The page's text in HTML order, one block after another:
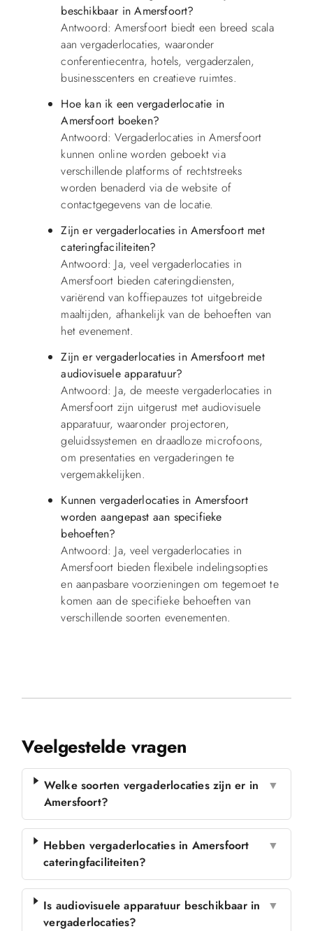
beschikbaar in Amersfoort?
Antwoord: Amersfoort biedt een breed scala
aan vergaderlocaties, waaronder
conferentiecentra, hotels, vergaderzalen,
businesscenters en creatieve ruimtes.
Hoe kan ik een vergaderlocatie in
Amersfoort boeken?
Antwoord: Vergaderlocaties in Amersfoort
kunnen online worden geboekt via
verschillende platforms of rechtstreeks
worden benaderd via de website of
contactgegevens van de locatie.
Zijn er vergaderlocaties in Amersfoort met
cateringfaciliteiten?
Antwoord: Ja, veel vergaderlocaties in
Amersfoort bieden cateringdiensten,
variërend van koffiepauzes tot uitgebreide
maaltijden, afhankelijk van de behoeften van
het evenement.
Zijn er vergaderlocaties in Amersfoort met
audiovisuele apparatuur?
Antwoord: Ja, de meeste vergaderlocaties in
Amersfoort zijn uitgerust met audiovisuele
apparatuur, waaronder projectoren,
geluidssystemen en draadloze microfoons,
om presentaties en vergaderingen te
vergemakkelijken.
Kunnen vergaderlocaties in Amersfoort
worden aangepast aan specifieke
behoeften?
Antwoord: Ja, veel vergaderlocaties in
Amersfoort bieden flexibele indelingsopties
en aanpasbare voorzieningen om tegemoet te
komen aan de specifieke behoeften van
verschillende soorten evenementen.
Veelgestelde vragen
Welke soorten vergaderlocaties zijn er in
Amersfoort?
▼
Hebben vergaderlocaties in Amersfoort
cateringfaciliteiten?
▼
Is audiovisuele apparatuur beschikbaar in
vergaderlocaties?
▼